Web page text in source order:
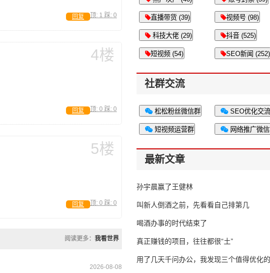
顶: 1 踩: 0
回复
4楼
顶: 0 踩: 0
回复
5楼
顶: 0 踩: 0
回复
阅读更多： 我看世界
2026-08-08
直播带货 (39) 视频号 (98)
科技大佬 (29) 抖音 (525)
短视频 (54) SEO新闻 (252)
社群交流
松松粉丝微信群 SEO优化交
短视频运营群 网络推广微
最新文章
孙宇晨赢了王健林
叫新人倒酒之前，先看看自己排第几
喝酒办事的时代结束了
真正赚钱的项目，往往都很“土”
用了几天千问办公，我发现三个值得优化